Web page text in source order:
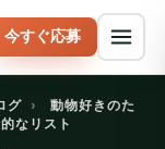
今すぐ応募
グ ›
動物好きのた
なリスト